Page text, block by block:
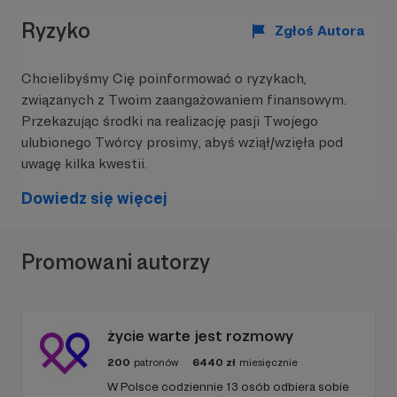
Jak chronimy lęgi błotniaków łąkowych?
Ryzyko Zgłoś Autora
Chcielibyśmy Cię poinformować o ryzykach,
związanych z Twoim zaangażowaniem finansowym.
Przekazując środki na realizację pasji Twojego
ulubionego Twórcy prosimy, abyś wziął/wzięła pod
uwagę kilka kwestii.
Dowiedz się więcej
Promowani autorzy
życie warte jest rozmowy
200 patronów 6440 zł miesięcznie
W Polsce codziennie 13 osób odbiera sobie